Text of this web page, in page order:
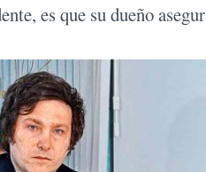
es que su dueño